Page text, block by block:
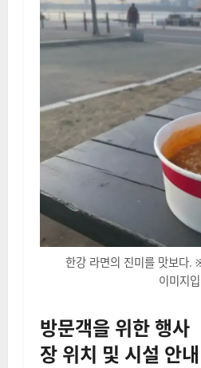
한강 라면의 진미를 맛보다.
이미지
방문객을 위한 행사
장 위치 및 시설 안내